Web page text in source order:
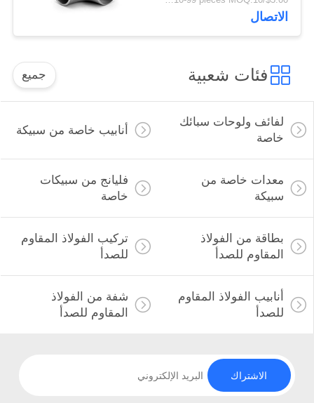
الأنابيب
الاتصال
فئات شعبية جميع
لفائف ولوحات سبائك
خاصة
أنابيب خاصة من سبيكة
معدات خاصة من
سبيكة
فليانج من سبيكات
خاصة
بطاقة من الفولاذ
المقاوم للصدأ
تركيب الفولاذ المقاوم
للصدأ
أنابيب الفولاذ المقاوم
للصدأ
شفة من الفولاذ
المقاوم للصدأ
الاشتراك